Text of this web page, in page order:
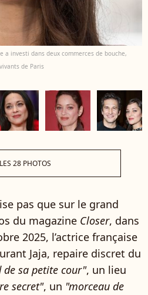
a investi dans deux commerces de bouche,
de Paris
28 PHOTOS
pas que sur le grand
du magazine Closer, dans
2025, l’actrice française
Jaja, repaire discret du
de sa petite cour", un lieu
secret", un "morceau de